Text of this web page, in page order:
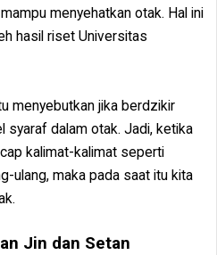
menyehatkan otak. Hal ini
hasil riset Universitas
menyebutkan jika berdzikir
dalam otak. Jadi, ketika
kalimat-kalimat seperti
ulang, maka pada saat itu kita
Jin dan Setan